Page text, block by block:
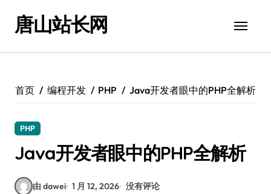
唐山站长网
首页 编程开发 PHP Java开发者眼中的PHP全解析
PHP
Java开发者眼中的PHP全解析
由 dawei 1 月 12, 2026 没有评论